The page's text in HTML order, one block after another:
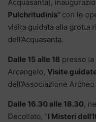
Acquasanta),
Pulchritudinis” con le
visita guidata alla grotta
dell’Acquasanta.
Dalle 15 alle 18 presso la
Arcangelo, Visite
dell’Associazione
Dalle 16.30 alle 18.30,
Decollato, “I Misteri